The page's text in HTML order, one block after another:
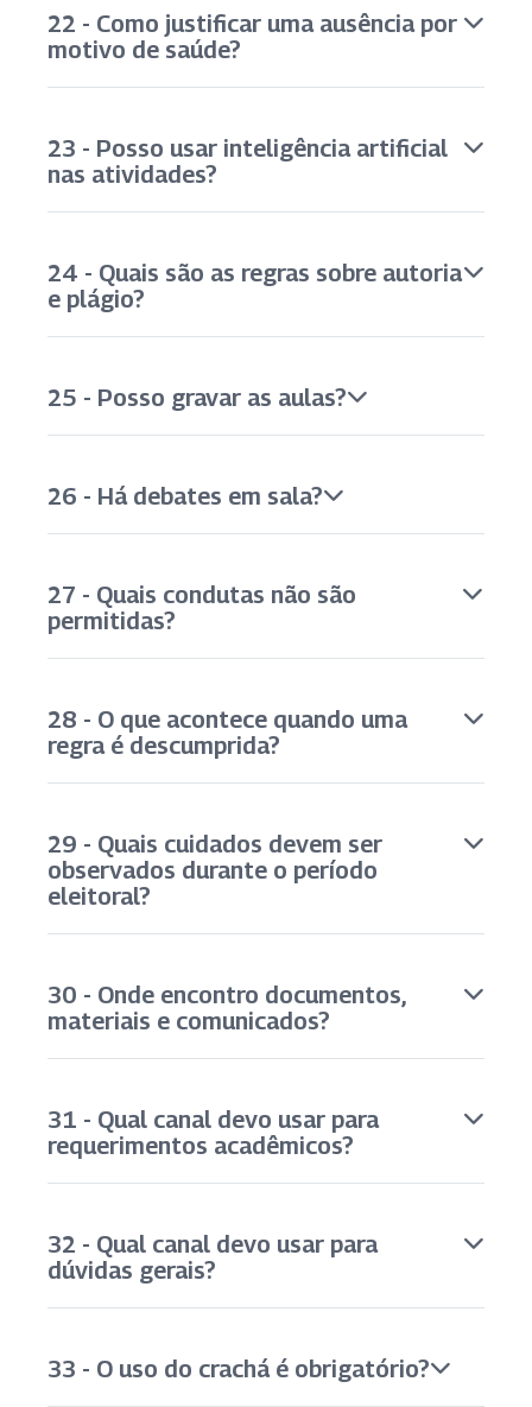
22 - Como justificar uma ausência por
motivo de saúde?
23 - Posso usar inteligência artificial
nas atividades?
24 - Quais são as regras sobre autoria
e plágio?
25 - Posso gravar as aulas?
26 - Há debates em sala?
27 - Quais condutas não são
permitidas?
28 - O que acontece quando uma
regra é descumprida?
29 - Quais cuidados devem ser
observados durante o período
eleitoral?
30 - Onde encontro documentos,
materiais e comunicados?
31 - Qual canal devo usar para
requerimentos acadêmicos?
32 - Qual canal devo usar para
dúvidas gerais?
33 - O uso do crachá é obrigatório?